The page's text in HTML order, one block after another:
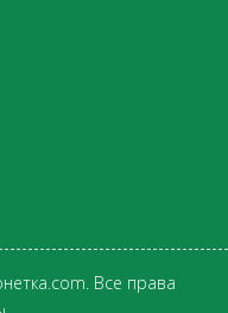
Все права